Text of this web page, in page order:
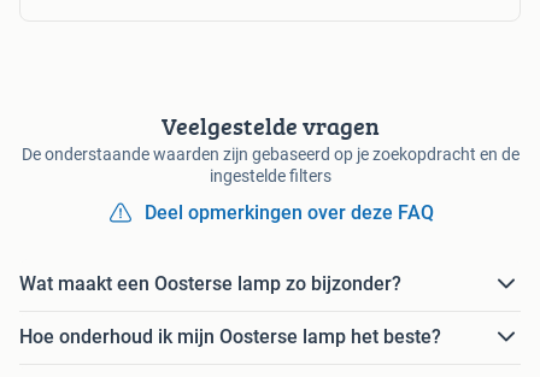
Veelgestelde vragen
De onderstaande waarden zijn gebaseerd op je zoekopdracht en de
ingestelde filters
Deel opmerkingen over deze FAQ
Wat maakt een Oosterse lamp zo bijzonder?
Hoe onderhoud ik mijn Oosterse lamp het beste?